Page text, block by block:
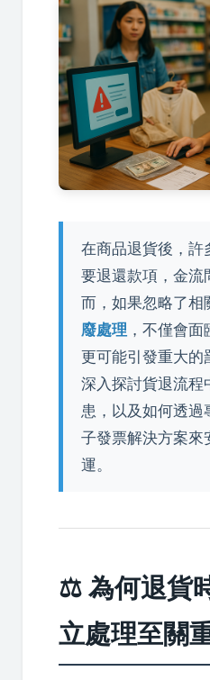
在商品退貨後，許
要退還款項，金流
而，如果忽略了相
廢處理 ，不僅會面
更可能引發重大的
深入探討貨退流程
患，以及如何透過
子發票解決方案來
運。
⚖️ 為何退貨
立處理至關